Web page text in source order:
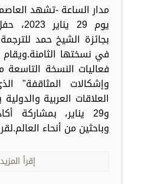
مدار الساعة -تشهد
يوم 29
بجائزة الشيخ حمد
في نسختها
فعاليات النسخة التاسعة
وإشكالات المثاقفة"
و29 يناير، بمشاركة
وباحثين من أنحاء
إقرأ المزيد